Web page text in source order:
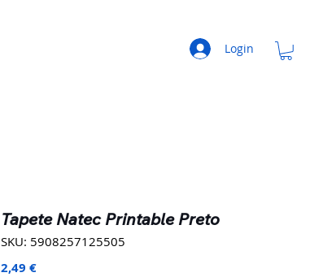
Login
Tapete Natec Printable Preto
SKU: 5908257125505
2,49 €Preço